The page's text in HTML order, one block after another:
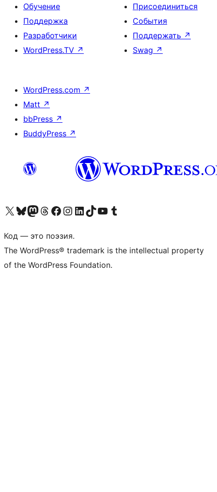
Обучение
Поддержка
Разработчики
WordPress.TV ↗
Присоединиться
События
Поддержать ↗
Swag ↗
WordPress.com ↗
Matt ↗
bbPress ↗
BuddyPress ↗
Посетите нас в X (ранее Twitter)
Посетите нашу учётную запись в Bluesky
Посетите нашу ленту в Mastodon
Посетите нашу учётную запись в Threads
Посетите нашу страницу на Facebook
Посетите наш Instagram
Посетите нашу страницу в LinkedIn
Посетите нашу учётную запись в TikTok
Посетите наш канал YouTube
Посетите нашу учётную запись в Tumblr
Код — это поэзия.
The WordPress® trademark is the intellectual property
of the WordPress Foundation.